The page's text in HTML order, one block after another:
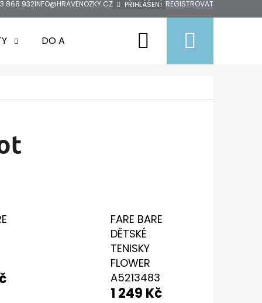
868 932INFO@HRAVENOZKY.CZ PŘIHLÁŠENÍ REGISTROVAT
DO AUTA Hledat
FARE BARE
DĚTSKÉ
TENISKY
FLOWER
A5213483
1 249 Kč
PLOCHÉ 90CM